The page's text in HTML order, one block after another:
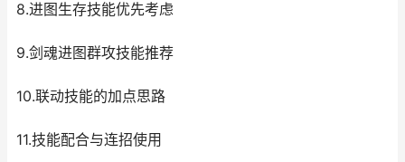
8.进图生存技能优先考虑
9.剑魂进图群攻技能推荐
10.联动技能的加点思路
11.技能配合与连招使用